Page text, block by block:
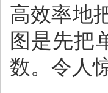
高效率地
图是先把
数。令人